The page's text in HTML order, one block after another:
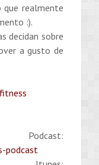
que realmente
:).
decidan sobre
a gusto de
podcast